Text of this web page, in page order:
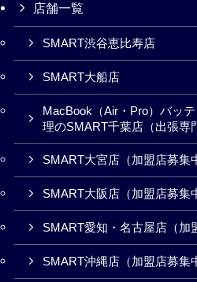
店舗一覧
SMART渋谷恵比寿店
SMART大船店
MacBook（Air・Pro）バッ
理のSMART千葉店（出張専
SMART大宮店（加盟店募集
SMART大阪店（加盟店募集
SMART愛知・名古屋店（加
SMART沖縄店（加盟店募集